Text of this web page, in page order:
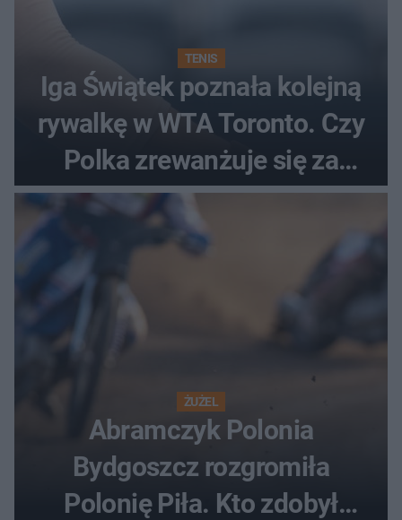
TENIS
Iga Świątek poznała kolejną
rywalkę w WTA Toronto. Czy
Polka zrewanżuje się za
ostatnią porażkę?
ŻUŻEL
Abramczyk Polonia
Bydgoszcz rozgromiła
Polonię Piła. Kto zdobył